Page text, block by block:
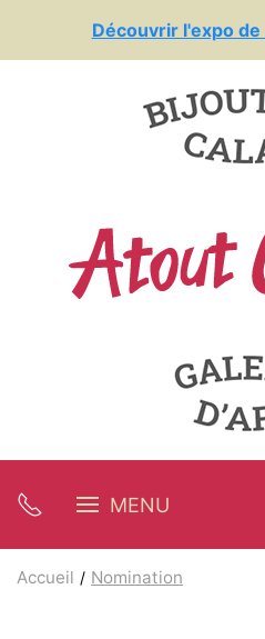
Découvrir l'expo de
MENU
Accueil Nomination